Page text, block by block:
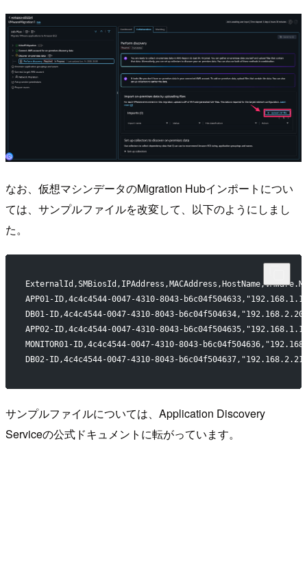
なお、仮想マシンデータのMigration Hubインポートについ
ては、サンプルファイルを改変して、以下のようにしまし
た。
APP01-ID,4c4c4544-0047-4310-8043-
DB01-ID,4c4c4544-0047-4310-8043-
APP02-ID,4c4c4544-0047-4310-8043-
MONITOR01-ID,4c4c4544-0047-4310-8043-
DB02-ID,4c4c4544-0047-4310-8043-
サンプルファイルについては、Application Discovery
Serviceの公式ドキュメントに転がっています。